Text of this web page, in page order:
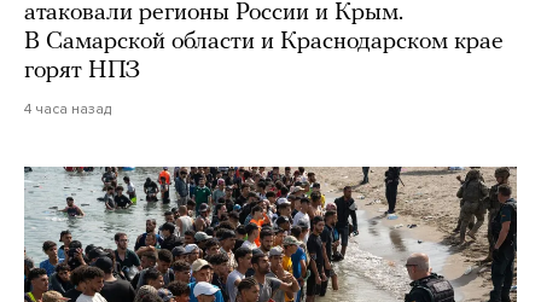
атаковали регионы России и Крым.
В Самарской области и Краснодарском крае
горят НПЗ
4 часа назад